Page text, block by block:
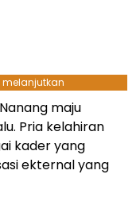
melanjutkan
maju
Pria kelahiran
kader yang
ekternal yang